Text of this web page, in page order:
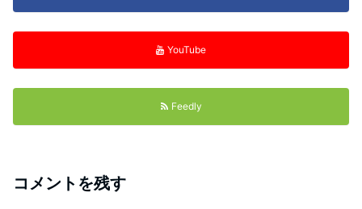
YouTube
Feedly
コメントを残す